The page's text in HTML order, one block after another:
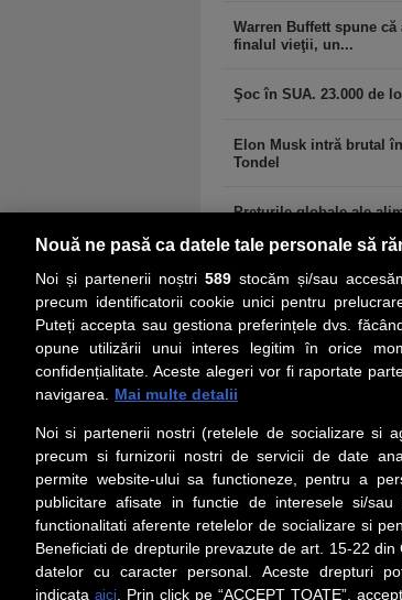
Warren Buffett spune
finalul vieţii, un...
Şoc în SUA. 23.000 de
Elon Musk intră brutal
Tondel
Preţurile globale ale
PRIMA PAGINĂ
Social
Urmareste-ne pe Facebook
Nouă ne pasă ca datele tale personale să
Noi și partenerii noștri 589stocăm și/sau
precum identificatorii cookie unici pentru
Puteți accepta sau gestiona preferințele dvs.
opune utilizării unui interes legitim în orice
confidențialitate. Aceste alegeri vor fi raportate
navigarea.
Mai multe detalii
Noi si partenerii nostri (retelele de socializare si
precum si furnizorii nostri de servicii de date
permite website-ului sa functioneze, pentru a
publicitare afisate in functie de interesele si/
functionalitati aferente retelelor de socializare si
Beneficiati de drepturile prevazute de art. 15-22
datelor cu caracter personal. Aceste drepturi
indicata aici. Prin click pe “ACCEPT TOATE”,